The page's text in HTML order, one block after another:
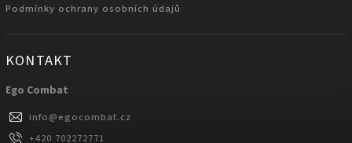
Podmínky ochrany osobních údajů
KONTAKT
Ego Combat
info@egocombat.cz
+420 702272771